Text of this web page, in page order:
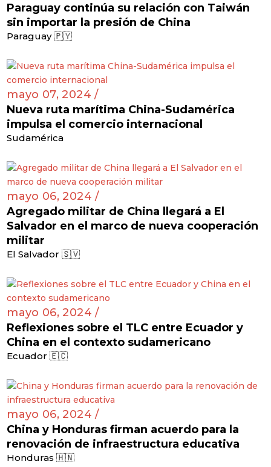
Paraguay continúa su relación con Taiwán
sin importar la presión de China
Paraguay 🇵🇾
mayo 07, 2024 /
Nueva ruta marítima China-Sudamérica
impulsa el comercio internacional
Sudamérica
mayo 06, 2024 /
Agregado militar de China llegará a El
Salvador en el marco de nueva cooperación
militar
El Salvador 🇸🇻
mayo 06, 2024 /
Reflexiones sobre el TLC entre Ecuador y
China en el contexto sudamericano
Ecuador 🇪🇨
mayo 06, 2024 /
China y Honduras firman acuerdo para la
renovación de infraestructura educativa
Honduras 🇭🇳